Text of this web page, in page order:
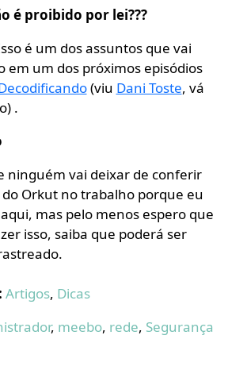
é proibido por lei???
é um dos assuntos que vai
em um dos próximos episódios
(viu Dani Toste, vá
.
ninguém vai deixar de conferir
do Orkut no trabalho porque eu
mas pelo menos espero que
isso, saiba que poderá ser
Artigos, Dicas
, meebo, rede, Segurança